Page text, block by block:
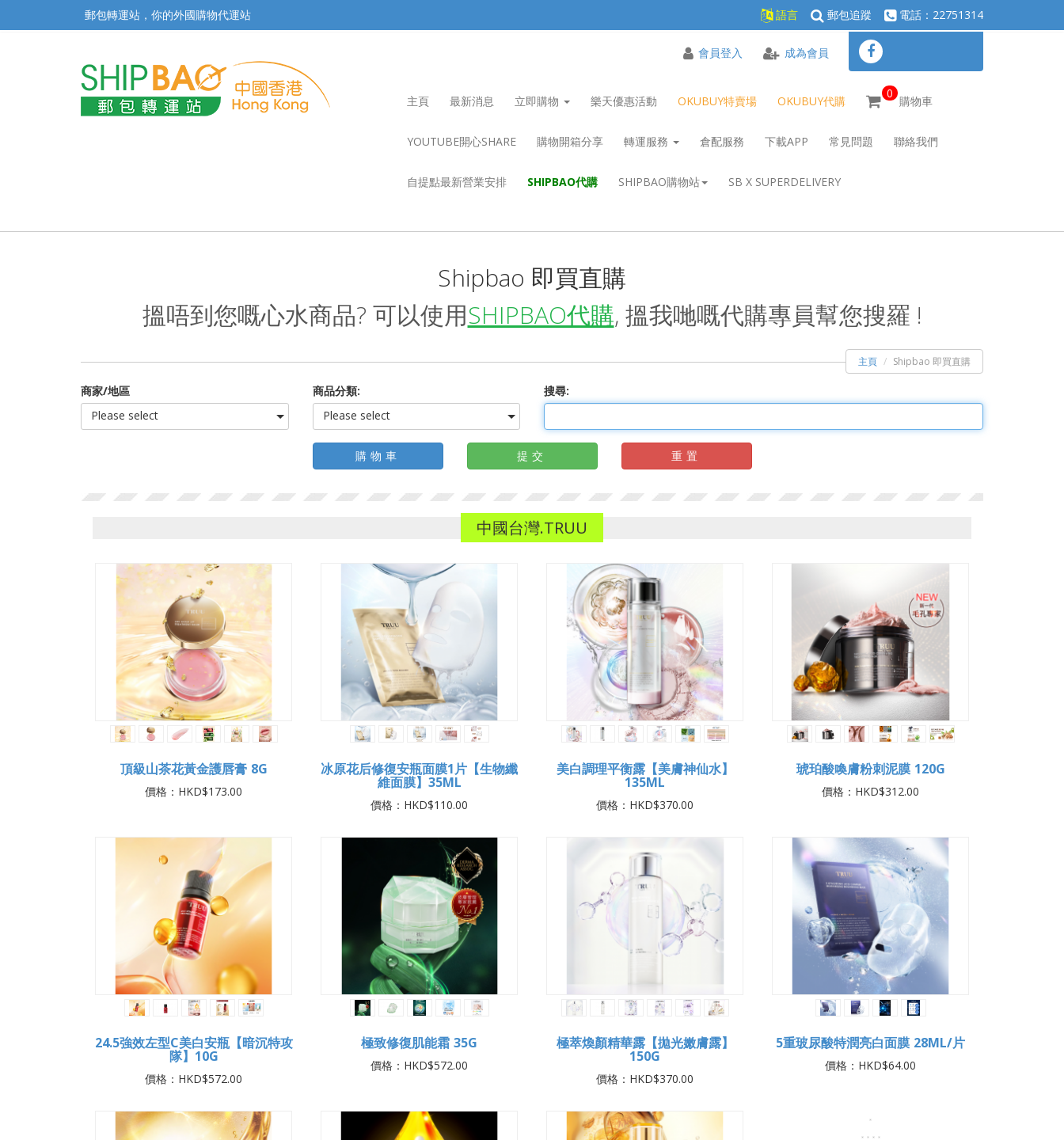
郵包轉運站，你的外國購物代運站 語言 郵包追蹤 電話：22751314
主頁 最新消息 立即購物 樂天優惠活動 OKUBUY特賣場 OKUBUY代購
0
購物車
YOUTUBE開心SHARE 購物開箱分享 轉運服務 倉配服務 下載APP 常見問題 聯絡我們
自提點最新營業安排 SHIPBAO代購 SHIPBAO購物站 SB X SUPERDELIVERY
會員登入 成為會員
Shipbao 即買直購
搵唔到您嘅心水商品? 可以使用SHIPBAO代購, 搵我哋嘅代購專員幫您搜羅 !
主頁 Shipbao 即買直購
商家/地區
Please select
商品分類:
Please select
搜尋:
購物車 提交 重置
中國台灣.TRUU
頂級山茶花黃金護唇膏 8G
價格：HKD$173.00
冰原花后修復安瓶面膜1片【生物纖
維面膜】35ML
價格：HKD$110.00
美白調理平衡露【美膚神仙水】
135ML
價格：HKD$370.00
琥珀酸喚膚粉刺泥膜 120G
價格：HKD$312.00
24.5強效左型C美白安瓶【暗沉特攻
隊】10G
價格：HKD$572.00
極致修復肌能霜 35G
價格：HKD$572.00
極萃煥顏精華露【拋光嫩膚露】
150G
價格：HKD$370.00
5重玻尿酸特潤亮白面膜 28ML/片
價格：HKD$64.00